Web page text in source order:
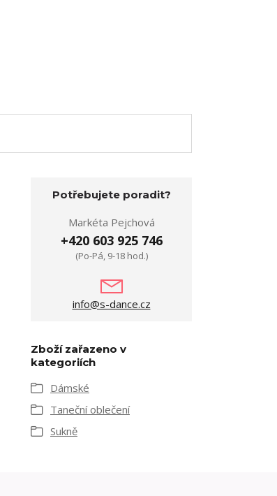
Potřebujete poradit?
Markéta Pejchová
+420 603 925 746
(Po-Pá, 9-18 hod.)
info@s-dance.cz
Zboží zařazeno v
kategoriích
Dámské
Taneční oblečení
Sukně